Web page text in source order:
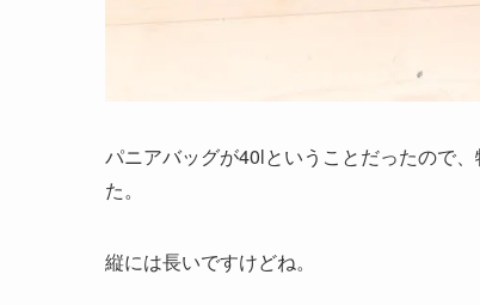
パニアバッグが40lということだったので
た。
縦には長いですけどね。